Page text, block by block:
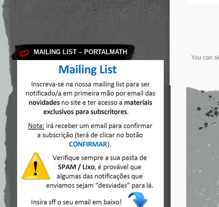
MAILING LIST – PORTALMATH
You can